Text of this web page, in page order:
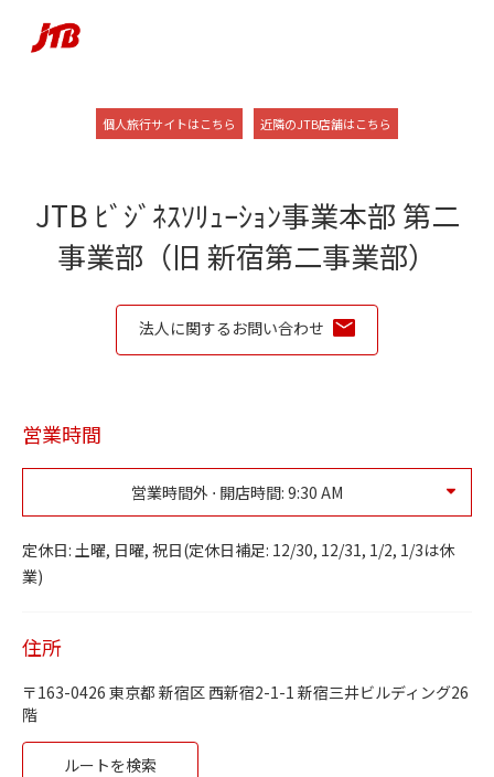
個人旅行サイトはこちら Link Opens in New Tab
近隣のJTB店舗はこちら
JTB ﾋﾞｼﾞﾈｽｿﾘｭｰｼｮﾝ事業本部 第二
事業部（旧 新宿第二事業部）
法人に関するお問い合わせ
営業時間
営業時間外 ⋅ 開店時間: 9:30 AM
水曜日
9:30 AM-5:30 PM
木曜日
日曜日
定休日: 土曜, 日曜, 祝日(定休日補足: 12/30, 12/31, 1/2, 1/3は休
業)
住所
163-0426 東京都 新宿区 西新宿2-1-1 新宿三井ビルディング26
階
ルートを検索